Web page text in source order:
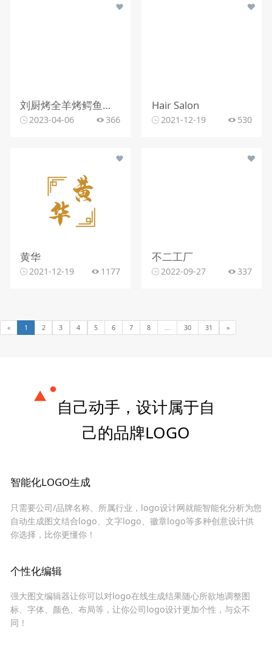
刘厨烤全羊烤鳄鱼烤乳猪
2023-04-06 366
Hair Salon
2021-12-19 530
黄华
2021-12-19 1177
不二工厂
2022-09-27 337
« 1 2 3 4 5 6 7 8 30 31 »
自己动手，设计属于自
己的品牌LOGO
智能化LOGO生成
只需要公司/品牌名称、所属行业，logo设计网就能智能化分析为您
自动生成图文结合logo、文字logo、徽章logo等多种创意设计供
你选择，比你更懂你！
个性化编辑
强大图文编辑器让你可以对logo在线生成结果随心所欲地调整图
标、字体、颜色、布局等，让你公司logo设计更加个性，与众不
同！